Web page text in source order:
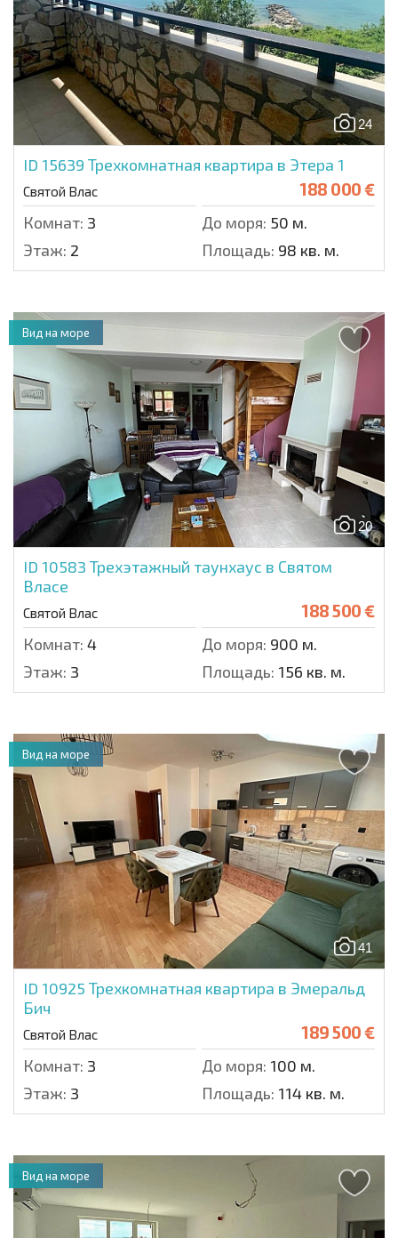
24
ID 15639 Трехкомнатная квартира в Этера 1
Святой Влас 188 000 €
Комнат: 3 До моря: 50 м.
Этаж: 2 Площадь: 98 кв. м.
20
ID 10583 Трехэтажный таунхаус в Святом
Власе
Святой Влас 188 500 €
Комнат: 4 До моря: 900 м.
Этаж: 3 Площадь: 156 кв. м.
Вид на море
41
ID 10925 Трехкомнатная квартира в Эмеральд
Бич
Святой Влас 189 500 €
Комнат: 3 До моря: 100 м.
Этаж: 3 Площадь: 114 кв. м.
Вид на море
Вид на море